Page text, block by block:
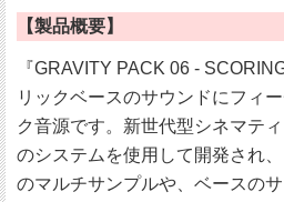
【製品概要】
『GRAVITY PACK 06 -
リックベースのサウンドにフィ
ク音源です。新世代型シネマテ
のシステムを使用して開発され
のマルチサンプルや、ベースの